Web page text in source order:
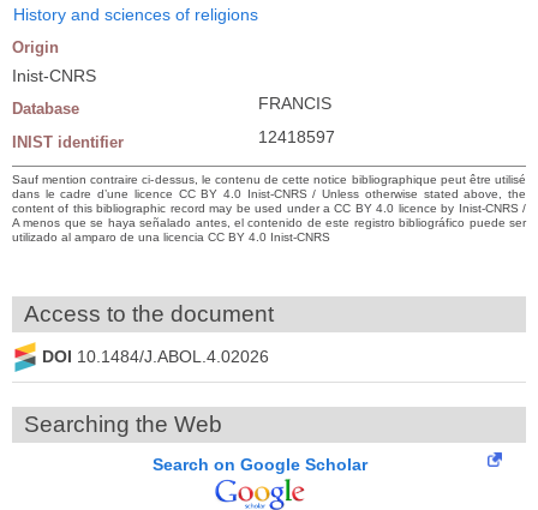
History and sciences of religions
Origin
Inist-CNRS
Database FRANCIS
INIST identifier 12418597
Sauf mention contraire ci-dessus, le contenu de cette notice bibliographique peut être utilisé
dans le cadre d’une licence CC BY 4.0 Inist-CNRS / Unless otherwise stated above, the
content of this bibliographic record may be used under a CC BY 4.0 licence by Inist-CNRS /
A menos que se haya señalado antes, el contenido de este registro bibliográfico puede ser
utilizado al amparo de una licencia CC BY 4.0 Inist-CNRS
Access to the document
DOI 10.1484/J.ABOL.4.02026
Searching the Web
Search on Google Scholar